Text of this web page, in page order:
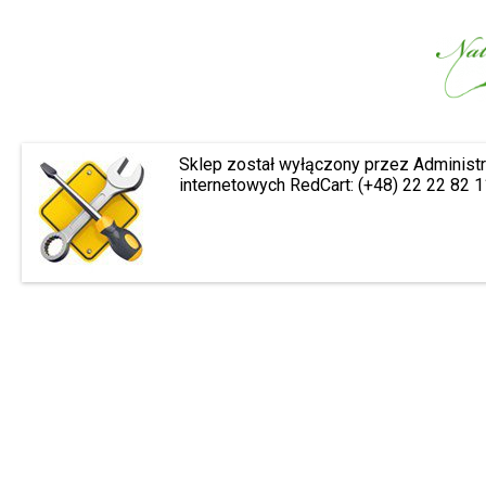
Sklep został wyłączony przez
internetowych RedCart: (+48) 22 22 82